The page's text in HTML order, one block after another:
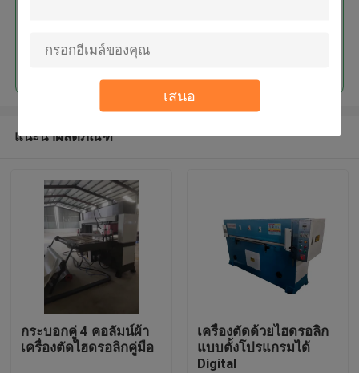
เสนอ
แนะนำผลิตภัณฑ์
กระบอกคู่ 4 คอลัมน์ผ้า
เครื่องตัดไฮดรอลิกคู่มือ
เครื่องตัดด้วยไฮดรอลิก
แบบตั้งโปรแกรมได้
Digital